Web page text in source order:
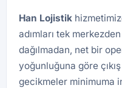
Han Lojistik
adımları tek
dağılmadan, net bir
yoğunluğuna göre
gecikmeler minimuma